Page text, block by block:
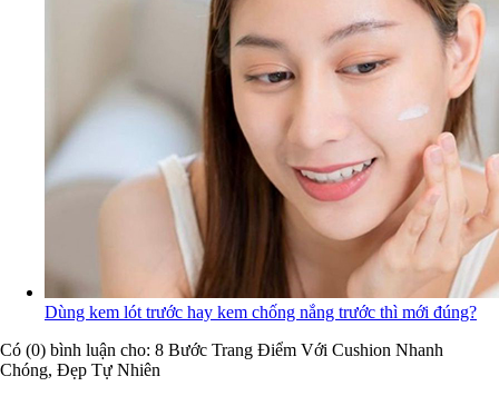
Dùng kem lót trước hay kem chống nắng trước thì mới đúng?
Có (0) bình luận cho: 8 Bước Trang Điểm Với Cushion Nhanh
Chóng, Đẹp Tự Nhiên